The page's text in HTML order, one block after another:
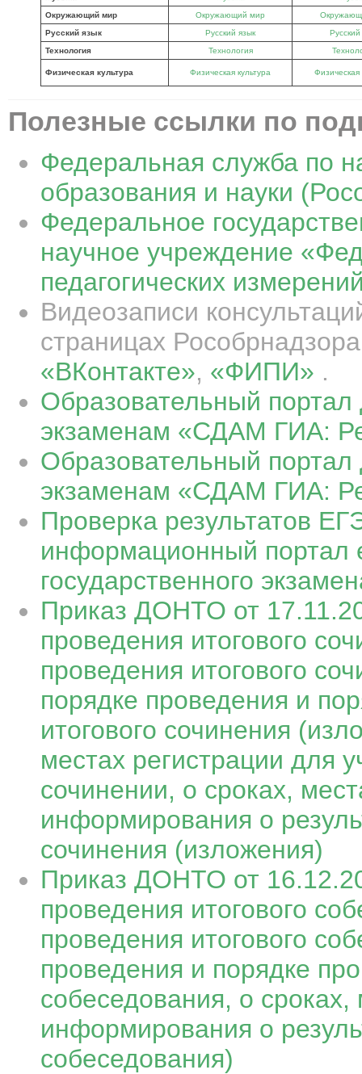
Окружающий мир
Окружающий мир
Русский язык
Русский язык
Русский
Технология
Технология
Физическая культура Физическая культура Физическая
Полезные ссылки по
Федеральная служба по
образования и науки
Федеральное
научное учреждение
педагогических
Видеозаписи
страницах
«ВКонтакте», «ФИПИ» .
Образовательный портал
экзаменам «СДАМ ГИА:
Образовательный портал
экзаменам «СДАМ ГИА:
Проверка результатов
информационный портал
государственного
Приказ ДОНТО от
проведения итогового
проведения итогового
порядке проведения и
итогового сочинения
местах регистрации для
сочинении, о сроках,
информирования о
сочинения (изложения)
Приказ ДОНТО от
проведения итогового
проведения итогового
проведения и порядке
собеседования, о сроках,
информирования о
собеседования)